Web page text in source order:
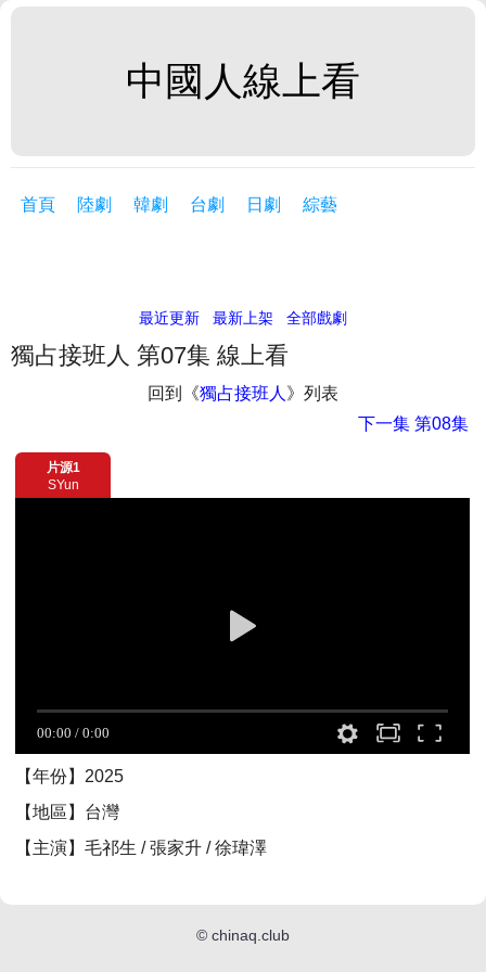
中國人線上看
首頁 陸劇 韓劇 台劇 日劇 綜藝
最近更新 最新上架 全部戲劇
獨占接班人 第07集 線上看
回到《獨占接班人 》列表
下一集第08集
片源1
SYun
【年份】2025
【地區】台灣
【主演】毛祁生 / 張家升 / 徐瑋澤
© chinaq.club